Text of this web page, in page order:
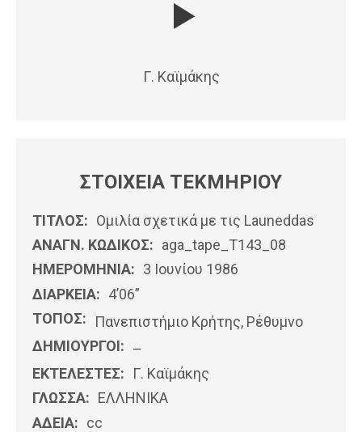
Γ. Καϊμάκης
ΣΤΟΙΧΕΙΑ ΤΕΚΜΗΡΙΟΥ
ΤΙΤΛΟΣ: Ομιλία σχετικά με τις Launeddas
ΑΝΑΓΝ. ΚΩΔΙΚΟΣ: aga_tape_T143_08
ΗΜΕΡΟΜΗΝΊΑ: 3 Ιουνίου 1986
ΔΙΑΡΚΕΙΑ: 4’06”
ΤΟΠΟΣ:
Πανεπιστήμιο Κρήτης, Ρέθυμνο
ΔΗΜΙΟΥΡΓΟΙ: –
ΕΚΤΕΛΕΣΤΕΣ:
Γ. Καϊμάκης
ΓΛΩΣΣΑ: ΕΛΛΗΝΙΚΆ
ΑΔΕΙΑ: cc